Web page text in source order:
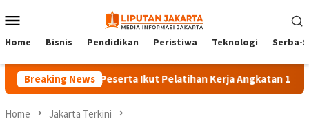
to
Menu
Home Bisnis Pendidikan Peristiwa Teknologi Serba-
Breaking News
140 Peserta Ikut Pelatihan Kerja Angkatan 1 di PPKD
Home Jakarta Terkini